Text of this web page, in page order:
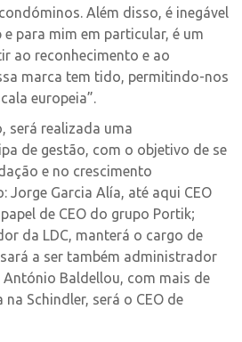
Além disso, é inegável
e para mim em particular, é um
ao reconhecimento e ao
marca tem tido, permitindo-nos
europeia”.
será realizada uma
de gestão, com o objetivo de se
e no crescimento
Jorge Garcia Alía, até aqui CEO
de CEO do grupo Portik;
da LDC, manterá o cargo de
a ser também administrador
Baldellou, com mais de
Schindler, será o CEO de